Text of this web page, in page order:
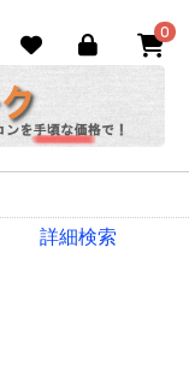
0
詳細検索